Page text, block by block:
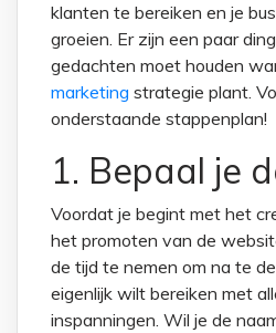
klanten te bereiken en je
groeien. Er zijn een paar
gedachten moet houden
marketing strategie plant.
onderstaande stappenplan!
1. Bepaal je
Voordat je begint met het
het promoten van de
de tijd te nemen om na te
eigenlijk wilt bereiken met
inspanningen. Wil je de